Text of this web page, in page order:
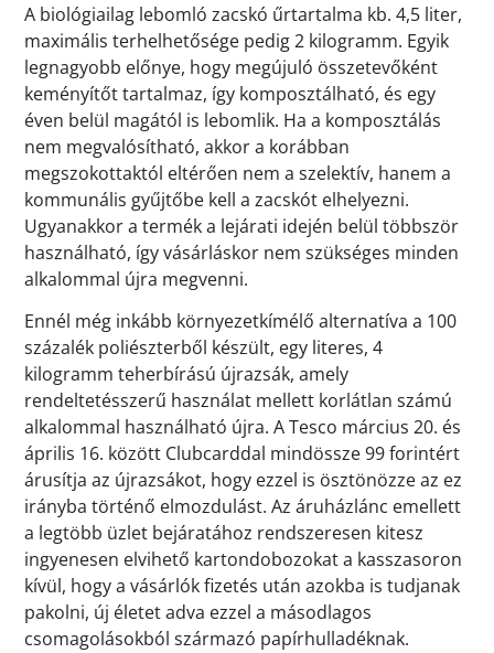
A biológiailag lebomló zacskó űrtartalma kb. 4,5 liter,
maximális terhelhetősége pedig 2 kilogramm. Egyik
legnagyobb előnye, hogy megújuló összetevőként
keményítőt tartalmaz, így komposztálható, és egy
éven belül magától is lebomlik. Ha a komposztálás
nem megvalósítható, akkor a korábban
megszokottaktól eltérően nem a szelektív, hanem a
kommunális gyűjtőbe kell a zacskót elhelyezni.
Ugyanakkor a termék a lejárati idején belül többször
használható, így vásárláskor nem szükséges minden
alkalommal újra megvenni.
Ennél még inkább környezetkímélő alternatíva a 100
százalék poliészterből készült, egy literes, 4
kilogramm teherbírású újrazsák, amely
rendeltetésszerű használat mellett korlátlan számú
alkalommal használható újra. A Tesco március 20. és
április 16. között Clubcarddal mindössze 99 forintért
árusítja az újrazsákot, hogy ezzel is ösztönözze az ez
irányba történő elmozdulást. Az áruházlánc emellett
a legtöbb üzlet bejáratához rendszeresen kitesz
ingyenesen elvihető kartondobozokat a kasszasoron
kívül, hogy a vásárlók fizetés után azokba is tudjanak
pakolni, új életet adva ezzel a másodlagos
csomagolásokból származó papírhulladéknak.